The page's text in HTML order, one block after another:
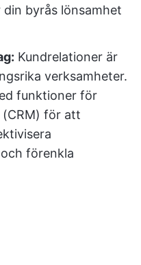
byrås lönsamhet
: Kundrelationer är
verksamheter.
funktioner för
för att
förenkla